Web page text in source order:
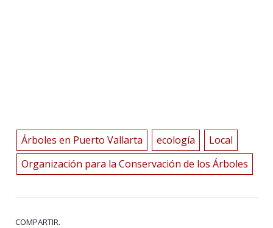
Árboles en Puerto Vallarta ecología
Local
Organización para la Conservación de los Árboles
COMPARTIR.